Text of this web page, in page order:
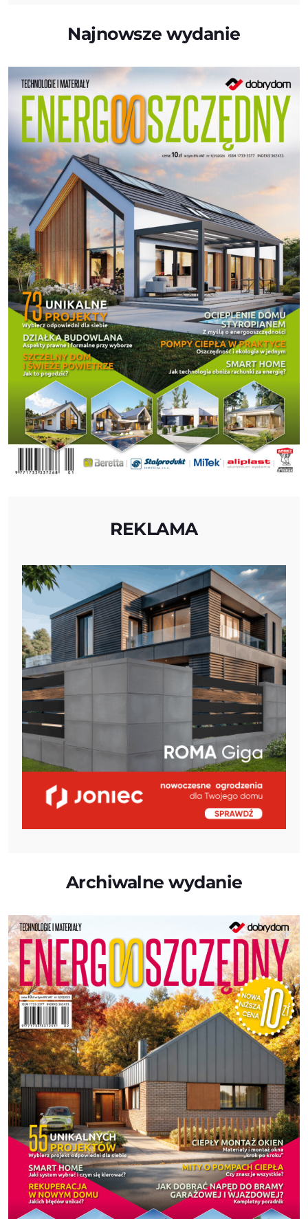
Najnowsze wydanie
REKLAMA
Archiwalne wydanie